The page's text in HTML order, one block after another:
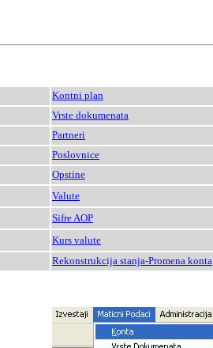
Kontni plan
Vrste dokumenata
Partneri
Poslovnice
Opstine
Valute
Sifre AOP
Kurs valute
Rekonstrukcija stanja-Promena konta